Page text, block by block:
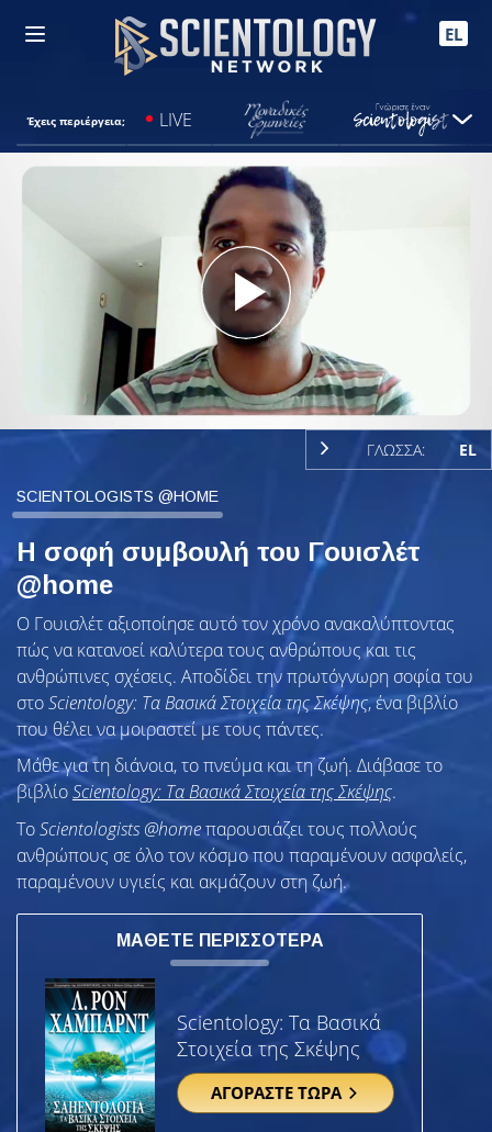
EL
Έχεις περιέργεια; LIVE
Play
Video
ΓΛΩΣΣΑ: EL
SCIENTOLOGISTS @HOME
Η σοφή συμβουλή του Γουισλέτ
@home
Ο Γουισλέτ αξιοποίησε αυτό τον χρόνο ανακαλύπτοντας
πώς να κατανοεί καλύτερα τους ανθρώπους και τις
ανθρώπινες σχέσεις. Αποδίδει την πρωτόγνωρη σοφία του
στοScientology: Τα Βασικά Στοιχεία της Σκέψης, ένα βιβλίο
που θέλει να μοιραστεί με τους πάντες.
Μάθε για τη διάνοια, το πνεύμα και τη ζωή. Διάβασε το
βιβλίοScientology: Τα Βασικά Στοιχεία της Σκέψης.
ToScientologists @homeπαρουσιάζει τους πολλούς
ανθρώπους σε όλο τον κόσμο που παραμένουν ασφαλείς,
παραμένουν υγιείς και ακμάζουν στη ζωή.
ΜΑΘΕΤΕ ΠΕΡΙΣΣΟΤΕΡΑ
Scientology: Τα Βασικά
Στοιχεία της Σκέψης
ΑΓΟΡΑΣΤΕ ΤΩΡΑ